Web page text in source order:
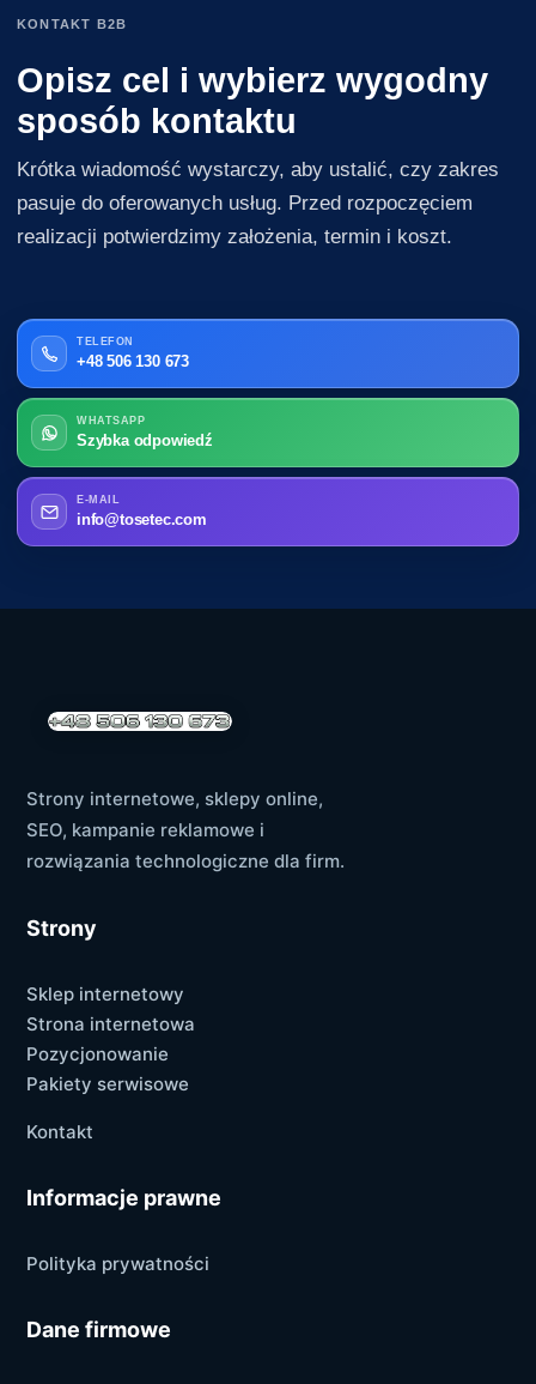
KONTAKT B2B
Opisz cel i wybierz wygodny
sposób kontaktu
Krótka wiadomość wystarczy, aby ustalić, czy zakres
pasuje do oferowanych usług. Przed rozpoczęciem
realizacji potwierdzimy założenia, termin i koszt.
TELEFON
+48 506 130 673
WHATSAPP
Szybka odpowiedź
E-MAIL
info@tosetec.com
Strony internetowe, sklepy online,
SEO, kampanie reklamowe i
rozwiązania technologiczne dla firm.
Strony
Sklep internetowy
Strona internetowa
Pozycjonowanie
Pakiety serwisowe
Kontakt
Informacje prawne
Polityka prywatności
Dane firmowe